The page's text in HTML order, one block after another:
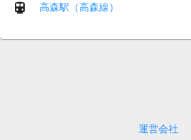
高森駅（高森線）
運営会社